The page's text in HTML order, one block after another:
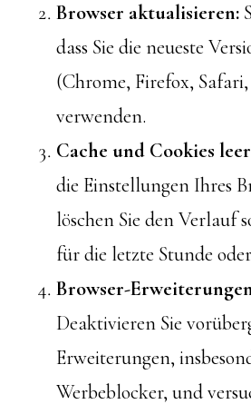
Browser aktualisieren:
dass Sie die neueste
(Chrome, Firefox, Safari,
verwenden.
Cache und Cookies
die Einstellungen Ihres
löschen Sie den Verlauf
für die letzte Stunde
Browser-
Deaktivieren Sie
Erweiterungen,
Werbeblocker, und